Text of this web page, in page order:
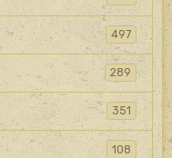
497
289
351
108